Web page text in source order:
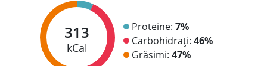
313
kCal
Proteine: 7%
Carbohidrați: 46%
Grăsimi: 47%